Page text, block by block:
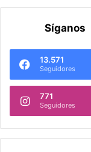
Síganos
13.571
Seguidores
771
Seguidores